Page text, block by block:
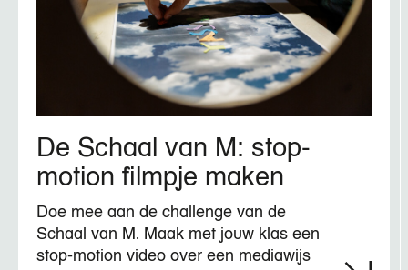
De Schaal van M: stop-
motion filmpje maken
Doe mee aan de challenge van de
Schaal van M. Maak met jouw klas een
stop-motion video over een mediawijs